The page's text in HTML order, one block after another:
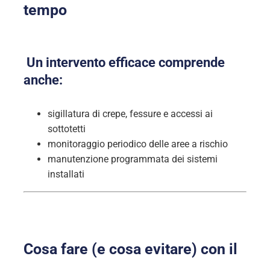
tempo
Un intervento efficace comprende
anche:
sigillatura di crepe, fessure e accessi ai
sottotetti
monitoraggio periodico delle aree a rischio
manutenzione programmata dei sistemi
installati
Cosa fare (e cosa evitare) con il